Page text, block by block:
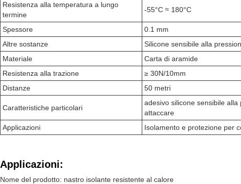
Resistenza alla temperatura a lungo
termine
-55°C ≈ 180°C
Spessore
0.1 mm
Altre sostanze
Silicone sensibile alla
Materiale
Carta di aramide
Resistenza alla trazione
≥ 30N/10mm
Distanze
50 metri
Caratteristiche particolari
adesivo silicone sensibile
attaccare
Applicazioni
Isolamento e protezione per
Applicazioni:
Nome del prodotto: nastro isolante resistente al calore